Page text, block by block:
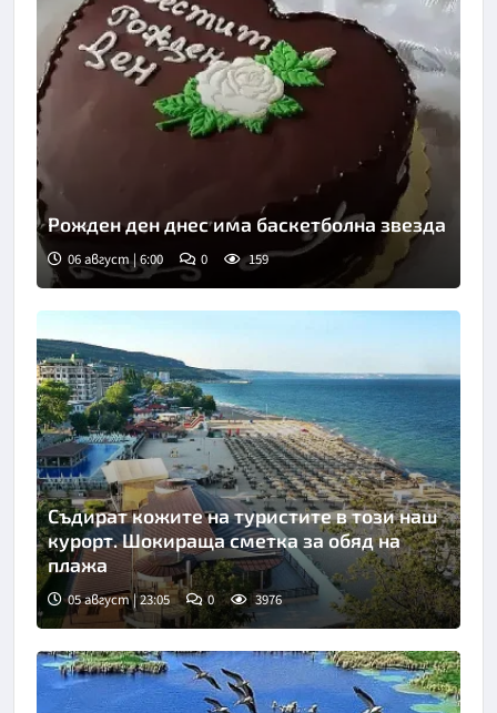
Рожден ден днес има баскетболна звезда
06 август | 6:00 0 159
Съдират кожите на туристите в този наш
курорт. Шокираща сметка за обяд на
плажа
05 август | 23:05 0 3976